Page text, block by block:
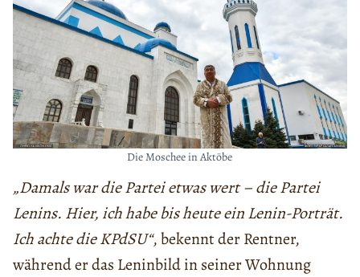
Die Moschee in Aktöbe
„Damals war die Partei etwas wert – die Partei
Lenins. Hier, ich habe bis heute ein Lenin-Porträt.
Ich achte die KPdSU“, bekennt der Rentner,
während er das Leninbild in seiner Wohnung